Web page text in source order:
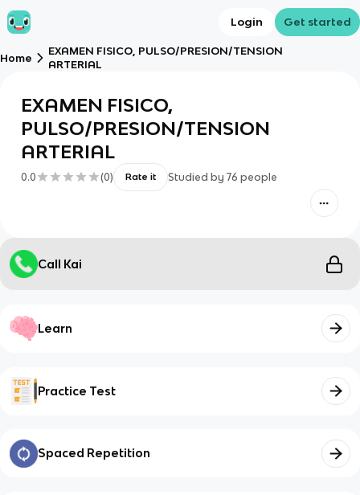
Login Get started
Home
EXAMEN FISICO, PULSO/PRESION/TENSION
ARTERIAL
EXAMEN FISICO,
PULSO/PRESION/TENSION
ARTERIAL
0.0 (0) Rate it Studied by 76 people
Call Kai
Learn
Practice Test
Spaced Repetition